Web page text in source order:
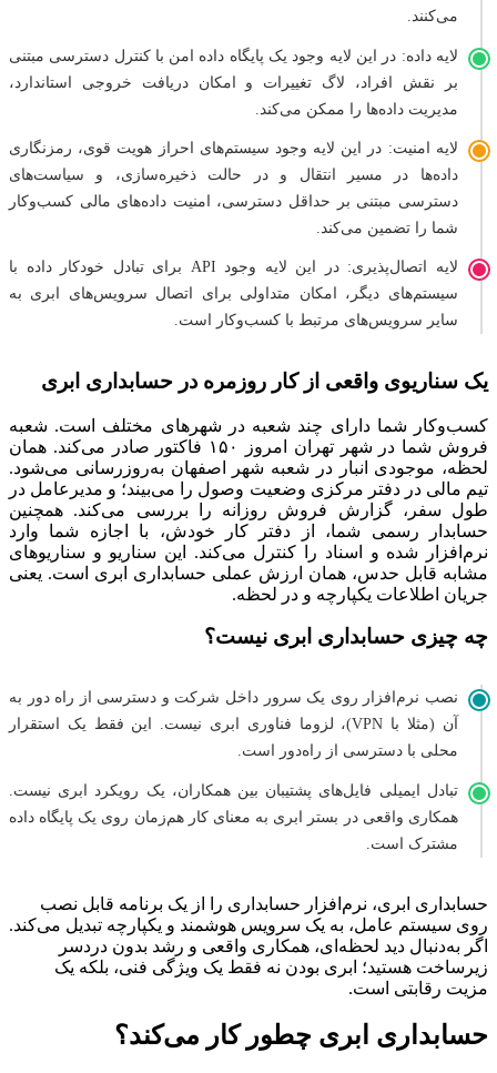
می‌کنند.
لایه داده: در این لایه وجود یک پایگاه داده امن با کنترل دسترسی مبتنی
بر نقش افراد، لاگ تغییرات و امکان دریافت خروجی استاندارد،
مدیریت داده‌ها را ممکن می‌کند.
لایه امنیت: در این لایه وجود سیستم‌های احراز هویت قوی، رمزنگاری
داده‌ها در مسیر انتقال و در حالت ذخیره‌سازی، و سیاست‌های
دسترسی مبتنی بر حداقل دسترسی، امنیت داده‌های مالی کسب‌وکار
شما را تضمین می‌کند.
لایه اتصال‌پذیری: در این لایه وجود API برای تبادل خودکار داده با
سیستم‌های دیگر، امکان متداولی برای اتصال سرویس‌های ابری به
سایر سرویس‌های مرتبط با کسب‌وکار است.
یک سناریوی واقعی از کار روزمره در حسابداری ابری
کسب‌وکار شما دارای چند شعبه در شهرهای مختلف است. شعبه
فروش شما در شهر تهران امروز ۱۵۰ فاکتور صادر می‌کند. همان
لحظه، موجودی انبار در شعبه شهر اصفهان به‌روزرسانی می‌شود.
تیم مالی در دفتر مرکزی وضعیت وصول را می‌بیند؛ و مدیرعامل در
طول سفر، گزارش فروش روزانه را بررسی می‌کند. همچنین
حسابدار رسمی شما، از دفتر کار خودش، با اجازه شما وارد
نرم‌افزار شده و اسناد را کنترل می‌کند. این سناریو و سناریوهای
مشابه قابل حدس، همان ارزش عملی حسابداری ابری است. یعنی
جریان اطلاعات یکپارچه و در لحظه.
چه چیزی حسابداری ابری نیست؟
نصب نرم‌افزار روی یک سرور داخل شرکت و دسترسی از راه دور به
آن (مثلا با VPN)، لزوما فناوری ابری نیست. این فقط یک استقرار
محلی با دسترسی از راه‌دور است.
تبادل ایمیلی فایل‌های پشتیبان بین همکاران، یک رویکرد ابری نیست.
همکاری واقعی در بستر ابری به معنای کار هم‌زمان روی یک پایگاه داده
مشترک است.
حسابداری ابری، نرم‌افزار حسابداری را از یک برنامه قابل نصب
روی سیستم عامل، به یک سرویس هوشمند و یکپارچه تبدیل می‌کند.
اگر به‌دنبال دید لحظه‌ای، همکاری واقعی و رشد بدون دردسر
زیرساخت هستید؛ ابری بودن نه فقط یک ویژگی فنی، بلکه یک
مزیت رقابتی است.
حسابداری ابری چطور کار می‌کند؟